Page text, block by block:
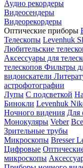
Аудио рекордеры
Видеосендеры
Видеорекордеры
Оптические приборы
Телескопы Levenhuk
Любительские
Аксессуары для
телескопов Фильтры
видоискатели
астрофотографии
Лупы С подсветкой
Бинокли Levenhuk
Ночного видения Для
Монокуляры Veber
Зрительные трубы
Микроскопы Bresser
Цифровые
микроскопы